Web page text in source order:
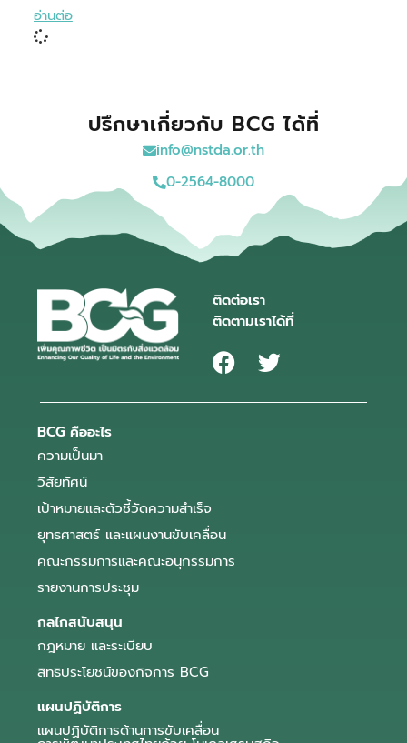
อ่านต่อ
ปรึกษาเกี่ยวกับ BCG ได้ที่
info@nstda.or.th
0-2564-8000
ติดต่อเรา
ติดตามเราได้ที่
BCG คืออะไร
ความเป็นมา
วิสัยทัศน์
เป้าหมายและตัวชี้วัดความสำเร็จ
ยุทธศาสตร์ และแผนงานขับเคลื่อน
คณะกรรมการและคณะอนุกรรมการ
รายงานการประชุม
กลไกสนับสนุน
กฎหมาย และระเบียบ
สิทธิประโยชน์ของกิจการ BCG
แผนปฏิบัติการ
แผนปฏิบัติการด้านการขับเคลื่อน